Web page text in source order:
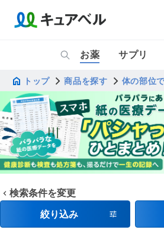
お薬 サプリ
トップ 商品を探す 体の部位
検索条件を変更
絞り込み